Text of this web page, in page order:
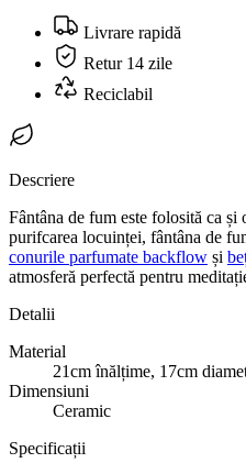
Livrare rapidă
Retur 14 zile
Reciclabil
Descriere
Fântâna de fum este folosită ca și
purifcarea locuinței, fântâna de
conurile parfumate backflow și
atmosferă perfectă pentru
Detalii
Material
21cm înălțime, 17cm
Dimensiuni
Ceramic
Specificații